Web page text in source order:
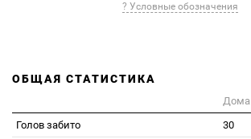
? Условные обозначения
ОБЩАЯ СТАТИСТИКА
Дома
Голов забито
30